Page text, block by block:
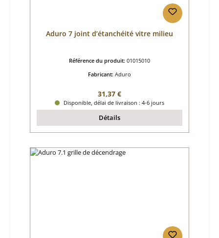
Aduro 7 joint d’étanchéité vitre milieu
Référence du produit: 01015010
Fabricant: Aduro
Prix régulier :
31,37 €
Disponible, délai de livraison : 4-6 jours
Détails